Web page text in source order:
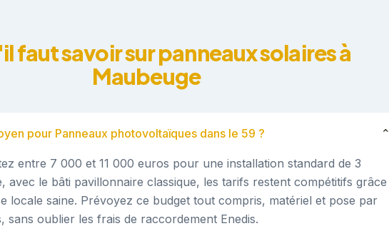
faut savoir sur panneaux solaires à
Maubeuge
pour Panneaux photovoltaïques dans le 59 ? ⌄
entre 7 000 et 11 000 euros pour une installation standard de 3
avec le bâti pavillonnaire classique, les tarifs restent compétitifs grâce
locale saine. Prévoyez ce budget tout compris, matériel et pose par
sans oublier les frais de raccordement Enedis.